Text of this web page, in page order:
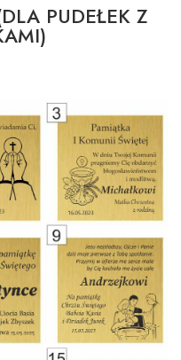
PUDEŁEK Z